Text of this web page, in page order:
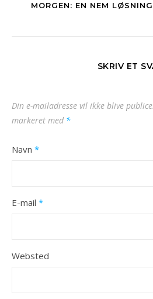
MORGEN: EN NEM
SKRIV ET
Din e-mailadresse vil ikke blive
markeret med *
Navn *
E-mail *
Websted